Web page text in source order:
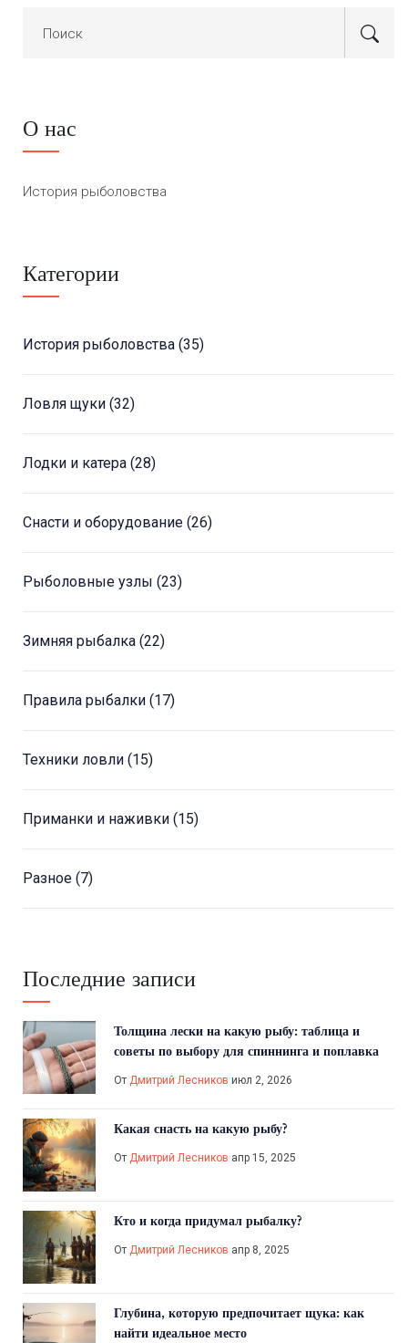
О нас
История рыболовства
Категории
История рыболовства (35)
Ловля щуки (32)
Лодки и катера (28)
Снасти и оборудование (26)
Рыболовные узлы (23)
Зимняя рыбалка (22)
Правила рыбалки (17)
Техники ловли (15)
Приманки и наживки (15)
Разное (7)
Последние записи
Толщина лески на какую рыбу: таблица и
советы по выбору для спиннинга и поплавка
От Дмитрий Лесников июл 2, 2026
Какая снасть на какую рыбу?
От Дмитрий Лесников апр 15, 2025
Кто и когда придумал рыбалку?
От Дмитрий Лесников апр 8, 2025
Глубина, которую предпочитает щука: как
найти идеальное место